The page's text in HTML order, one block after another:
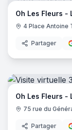
Oh Les Fleurs -
4 Place Antoine
Partager
Oh Les Fleurs -
75 rue du
Partager